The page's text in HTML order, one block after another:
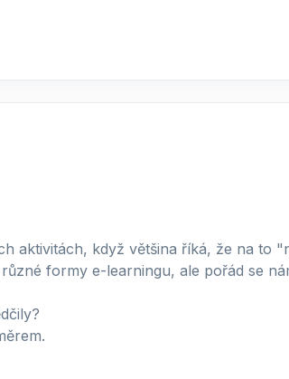
aktivitách, když většina říká, že na to
formy e-learningu, ale pořád se